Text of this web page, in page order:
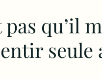
qu’il
seule